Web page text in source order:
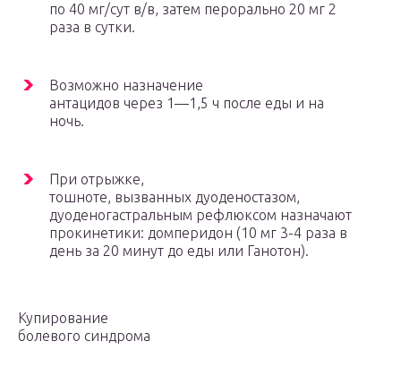
по 40 мг/сут в/в, затем перорально 20 мг 2
раза в сутки.
Возможно назначение
антацидов через 1—1,5 ч после еды и на
ночь.
При отрыжке,
тошноте, вызванных дуоденостазом,
дуоденогастральным рефлюксом назначают
прокинетики: домперидон (10 мг 3-4 раза в
день за 20 минут до еды или Ганотон).
Купирование
болевого синдрома